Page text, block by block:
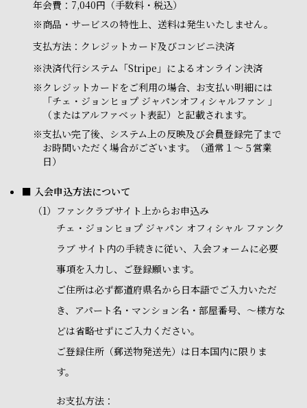
年会費：7,040円（手数料・税込）
※商品・サービスの特性上、送料は発生いたしません。
支払方法：クレジットカード及びコンビニ決済
※決済代行システム「Stripe」によるオンライン決済
※ クレジットカードをご利用の場合、お支払い明細には
「チェ・ジョンヒョプ ジャパンオフィシャルファン 」
（またはアルファベット表記）と記載されます。
※支払い完了後、システム上の反映及び会員登録完了まで
お時間いただく場合がございます。（通常１～５営業
日）
■ 入会申込方法について
（1） ファンクラブサイト上からお申込み
チェ・ジョンヒョプ ジャパン オフィシャル ファンク
ラブ サイト内の手続きに従い、入会フォームに必要
事項を入力し、ご登録願います。
ご住所は必ず都道府県名から日本語でご入力いただ
き、アパート名・マンション名・部屋番号、～様方な
どは省略せずにご入力ください。
ご登録住所（郵送物発送先）は日本国内に限りま
す。
お支払方法：